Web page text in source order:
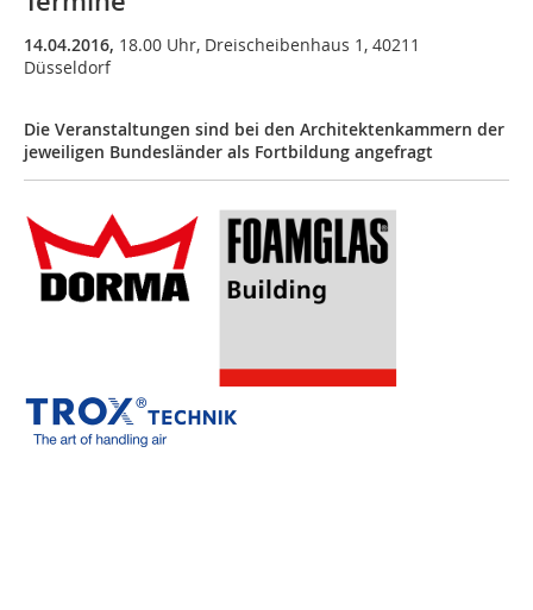
14.04.2016, 18.00 Uhr, Dreischeibenhaus 1, 40211
Düsseldorf
Die Veranstaltungen sind bei den Architektenkammern der
jeweiligen Bundesländer als Fortbildung angefragt